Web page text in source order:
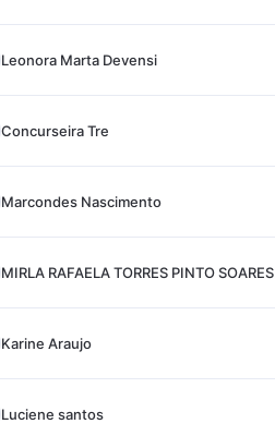
Leonora Marta Devensi
Concurseira Tre
Marcondes Nascimento
MIRLA RAFAELA TORRES PINTO SOARES
Karine Araujo
Luciene santos